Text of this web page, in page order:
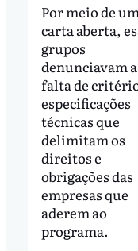
Por meio de
carta aberta,
grupos
denunciavam a
falta de
especificações
técnicas que
delimitam os
direitos e
obrigações das
empresas que
aderem ao
programa.